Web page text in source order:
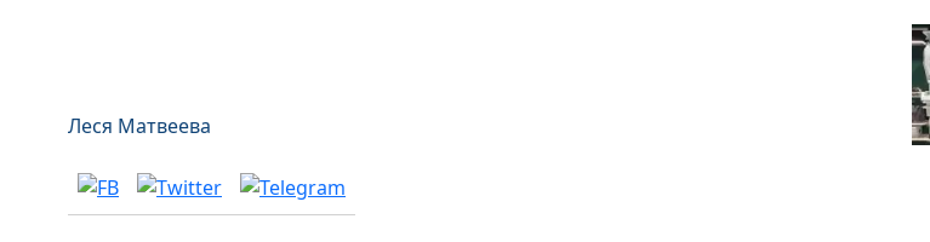
Леся Матвеева